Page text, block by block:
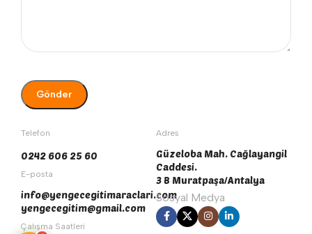
Telefon
0242 606 25 60
E-posta
info@yengecegitimaraclari.com
yengecegitim@gmail.com
Çalışma Saatleri
Adres
Güzeloba Mah. Cağlayangil
Caddesi.
3 B Muratpaşa/Antalya
Sosyal Medya